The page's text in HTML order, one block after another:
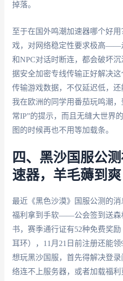
掉落。
至于在国外鸣潮加速器哪个好
戏，对网络稳定性要求极高——
和NPC对话时断连，都会破坏沉
据安全加密专线传输正好解决
传输游戏数据，不仅延迟低，还
我在欧洲的同学用番茄玩鸣潮
常IP”的提示，而且无缝大世界
图的时候再也不用等加载条。
四、黑沙国服公
速器，羊毛薅到爽
最近《黑色沙漠》国服公测的
福利拿到手软——公会签到送森
书，赛季通行证有52种免费奖
耳环），11月21日前注册还能
想玩黑沙国服，首先得解决登
络连不上服务器，或者加载福利